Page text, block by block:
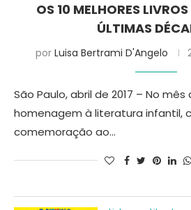
OS 10 MELHORES
ÚLTIMAS
por Luisa Bertrami D'Angelo
São Paulo, abril de 2017 – No
homenagem à literatura infantil,
comemoração ao…